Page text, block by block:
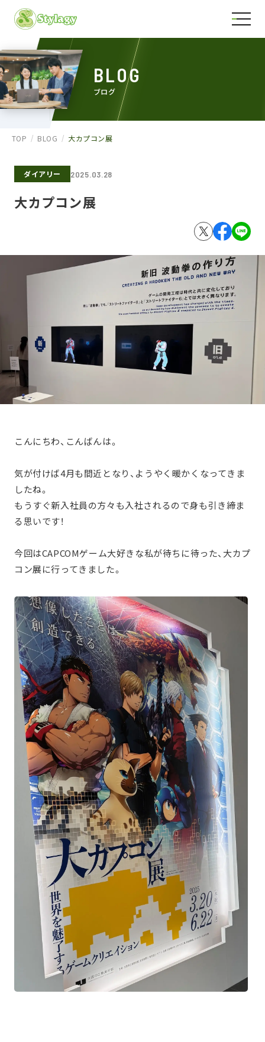
BLOG
ブログ
TOP BLOG 大カプコン展
ダイアリー 2025.03.28
大カプコン展
こんにちわ、こんばんは。
気が付けば4月も間近となり、ようやく暖かくなってきま
したね。
もうすぐ新入社員の方々も入社されるので身も引き締ま
る思いです！
今回はCAPCOMゲーム大好きな私が待ちに待った、大カプ
コン展に行ってきました。